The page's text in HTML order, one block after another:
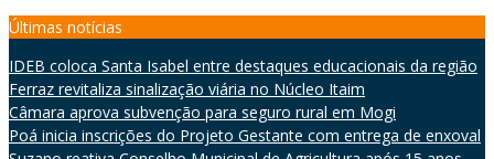
Skip
content
Últimas notícias
IDEB coloca Santa Isabel entre destaques educacionais da região
Ferraz revitaliza sinalização viária no Núcleo Itaim
Câmara aprova subvenção para seguro rural em Mogi
Poá inicia inscrições do Projeto Gestante com entrega de enxoval